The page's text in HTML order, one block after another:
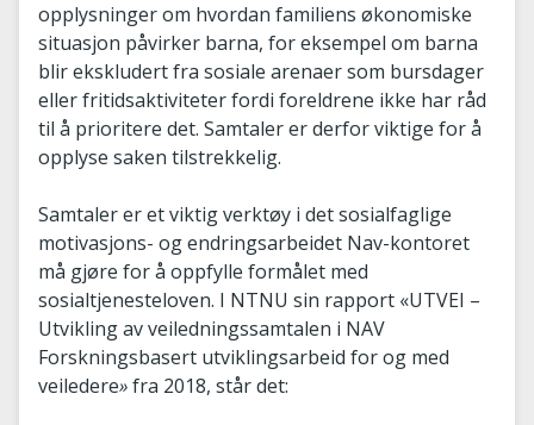
opplysninger om hvordan familiens økonomiske
situasjon påvirker barna, for eksempel om barna
blir ekskludert fra sosiale arenaer som bursdager
eller fritidsaktiviteter fordi foreldrene ikke har råd
til å prioritere det. Samtaler er derfor viktige for å
opplyse saken tilstrekkelig.
Samtaler er et viktig verktøy i det sosialfaglige
motivasjons- og endringsarbeidet Nav-kontoret
må gjøre for å oppfylle formålet med
sosialtjenesteloven. I NTNU sin rapport «UTVEI –
Utvikling av veiledningssamtalen i NAV
Forskningsbasert utviklingsarbeid for og med
veiledere»fra 2018, står det: